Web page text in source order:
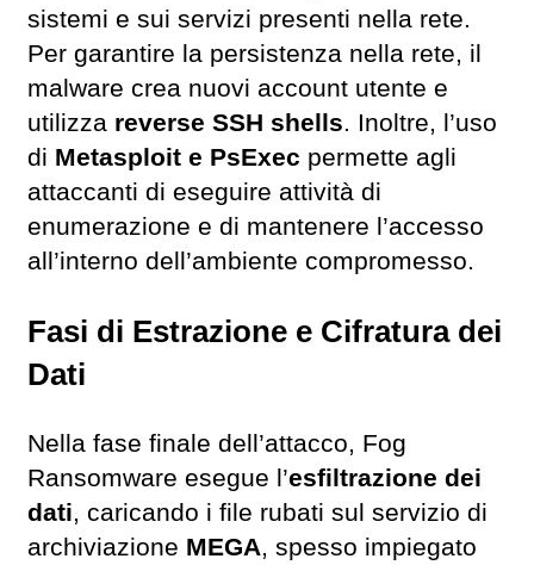
sistemi e sui servizi presenti nella rete.
Per garantire la persistenza nella rete, il
malware crea nuovi account utente e
utilizza reverse SSH shells. Inoltre, l’uso
di Metasploit e PsExec permette agli
attaccanti di eseguire attività di
enumerazione e di mantenere l’accesso
all’interno dell’ambiente compromesso.
Fasi di Estrazione e Cifratura dei
Dati
Nella fase finale dell’attacco, Fog
Ransomware esegue l’esfiltrazione dei
dati, caricando i file rubati sul servizio di
archiviazione MEGA, spesso impiegato